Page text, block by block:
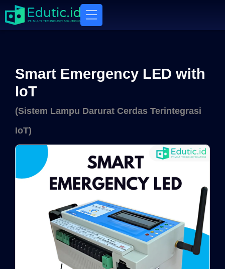
Smart Emergency LED with
IoT
(Sistem Lampu Darurat Cerdas Terintegrasi
IoT)